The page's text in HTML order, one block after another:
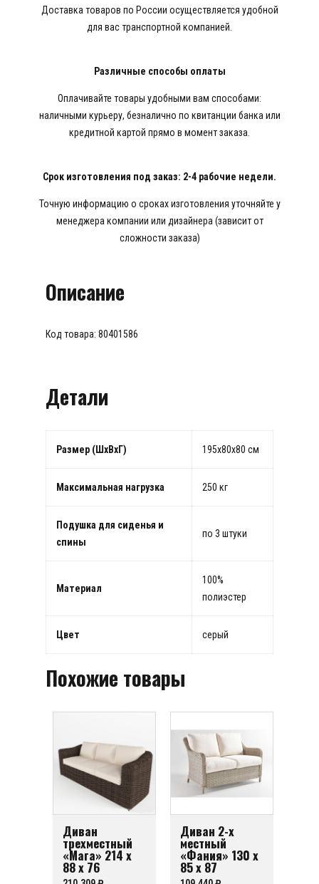
Доставка товаров по России осуществляется удобной
для вас транспортной компанией.
Различные способы оплаты
Оплачивайте товары удобными вам способами:
наличными курьеру, безналично по квитанции банка или
кредитной картой прямо в момент заказа.
Срок изготовления под заказ: 2-4 рабочие недели.
Точную информацию о сроках изготовления уточняйте у
менеджера компании или дизайнера (зависит от
сложности заказа)
Описание
Код товара: 80401586
Детали
Размер (ШхВхГ) 195х80х80 см
Максимальная нагрузка 250 кг
Подушка для сиденья и
спины
по 3 штуки
Материал
100%
полиэстер
Цвет серый
Похожие товары
Диван
трехместный
«Мага» 214 х
88 х 76
Диван 2-х
местный
«Фания» 130 х
85 х 87